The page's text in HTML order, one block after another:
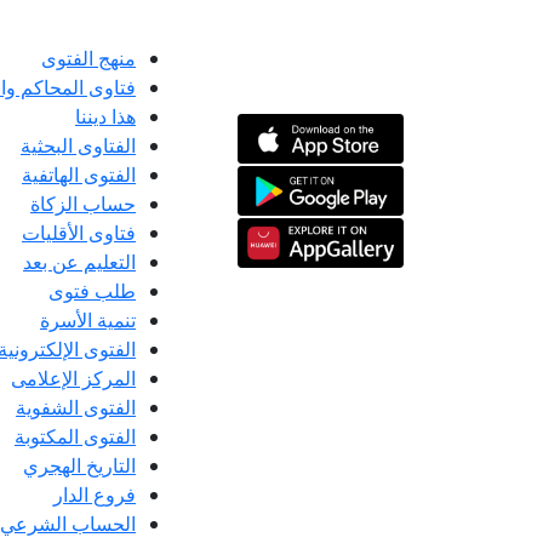
منهج الفتوى
فتاوى المحاكم
هذا ديننا
الفتاوى البحثية
الفتوى الهاتفية
حساب الزكاة
فتاوى الأقليات
التعليم عن بعد
طلب فتوى
تنمية الأسرة
الفتوى الإلكترونية
المركز الإعلامى
الفتوى الشفوية
الفتوى المكتوبة
التاريخ الهجري
فروع الدار
الحساب الشرعي